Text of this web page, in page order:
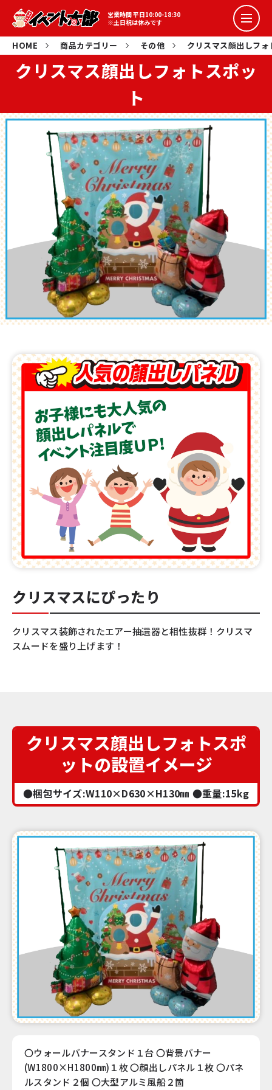
営業時間 平日10:00-18:30
※土日祝は休みです
詰め放題イベント
コラボイベント
スポーツ系イベント
イベント花子
0120 065 447 メールでの
よくあるご質問
HOME 商品カテゴリー その他 クリスマス顔出しフォ
クリスマス顔出しフォトスポッ
ト
クリスマスにぴったり
クリスマス装飾されたエアー抽選器と相性抜群！クリスマ
スムードを盛り上げます！
クリスマス顔出しフォトスポ
ットの設置イメージ
●梱包サイズ:W110×D630×H130㎜ ●重量:15kg
〇ウォールバナースタンド１台 〇背景バナー
(W1800×H1800㎜)１枚 〇顔出しパネル１枚 〇パネ
ルスタンド２個 〇大型アルミ風船２箇